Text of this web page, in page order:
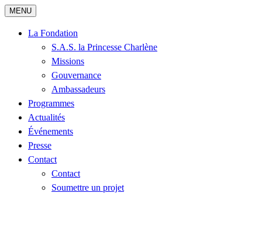
MENU
La Fondation
S.A.S. la Princesse Charlène
Missions
Gouvernance
Ambassadeurs
Programmes
Actualités
Événements
Presse
Contact
Contact
Soumettre un projet